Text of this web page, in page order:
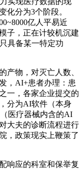
化分为3个阶段。
亿人平易近
子，正在计较机沉建
具备某一特定功
物，对灭亡人数、
，AI+患者办理：患
一，各家企业提交的
分为AI软件（本身
医疗器械内含的AI
大夫的诊断流程进行
，政策现实上鞭策了
应的科室和保举复